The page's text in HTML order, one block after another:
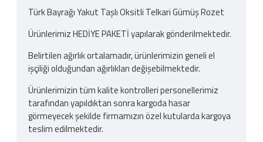
Türk Bayrağı Yakut Taşlı Oksitli Telkari Gümüş Rozet
Ürünlerimiz HEDİYE PAKETİ yapılarak gönderilmektedir.
Belirtilen ağırlık ortalamadır, ürünlerimizin geneli el
işçiliği olduğundan ağırlıkları değişebilmektedir.
Ürünlerimizin tüm kalite kontrolleri personellerimiz
tarafından yapıldıktan sonra kargoda hasar
görmeyecek şekilde firmamızın özel kutularda kargoya
teslim edilmektedir.